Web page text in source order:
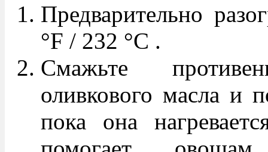
Предварительно
°F / 232 °С .
Смажьте
оливкового масла и
пока она